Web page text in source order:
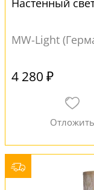
Настенный
MW-Light
4 280 ₽